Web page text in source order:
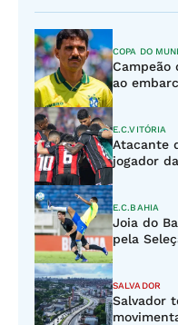
COPA DO
Campeão
ao
E.C.VITÓRIA
Atacante
jogador
E.C.BAHIA
Joia do
pela
SALVADOR
Salvador